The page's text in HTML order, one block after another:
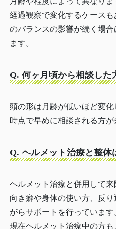
経過観察で変化するケース
のバランスの影響が続く場
ます。
Q. 何ヶ月頃から相談した
頭の形は月齢が低いほど変
時点で早めに相談される方が
Q. ヘルメット治療と整体
ヘルメット治療と併用して来
向き癖や身体の使い方、反
がらサポートを行っています
現在ヘルメット治療中の方も